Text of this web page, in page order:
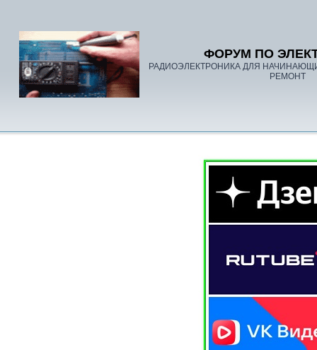
ФОРУМ ПО
РАДИОЭЛЕКТРОНИКА ДЛЯ
РЕМОНТ